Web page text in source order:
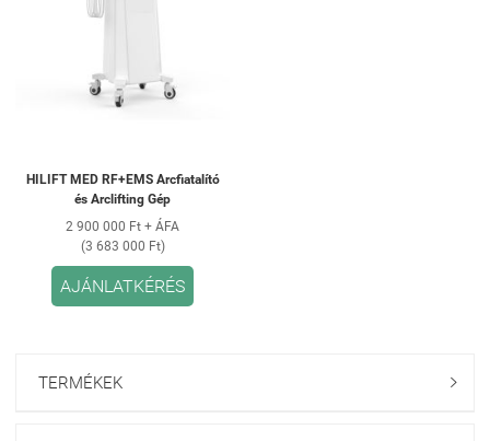
HILIFT MED RF+EMS Arcfiatalító
és Arclifting Gép
2 900 000 Ft + ÁFA
(3 683 000 Ft)
AJÁNLATKÉRÉS
TERMÉKEK 